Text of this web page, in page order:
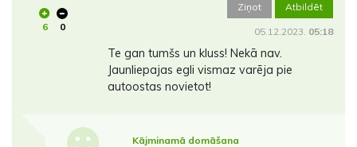
6 0
Ziņot Atbildēt
05.12.2023. 05:18
Te gan tumšs un kluss! Nekā nav.
Jaunliepajas egli vismaz varēja pie
autoostas novietot!
Kājminamā domāšana